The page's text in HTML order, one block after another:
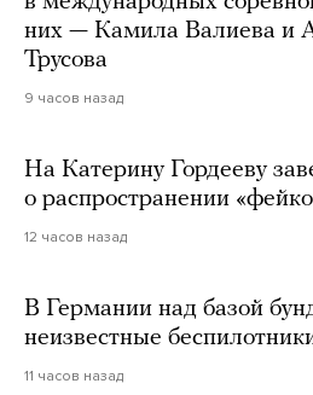
них — Камила Валиева и
Трусова
9 часов назад
На Катерину Гордееву
о распространении
12 часов назад
В Германии над базой
неизвестные
11 часов назад